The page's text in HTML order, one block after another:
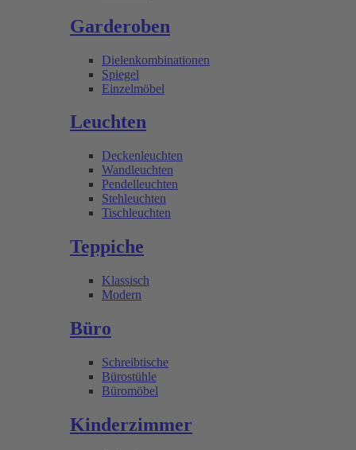
Garderoben
Dielenkombinationen
Spiegel
Einzelmöbel
Leuchten
Deckenleuchten
Wandleuchten
Pendelleuchten
Stehleuchten
Tischleuchten
Teppiche
Klassisch
Modern
Büro
Schreibtische
Bürostühle
Büromöbel
Kinderzimmer